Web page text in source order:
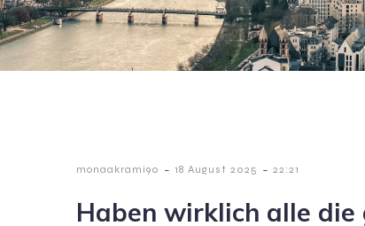
monaakrami90 - 18 August 2025 - 22:21
Haben wirklich alle die